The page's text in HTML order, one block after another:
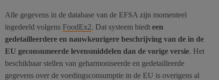
Alle gegevens in de database van de EFSA zijn momenteel
ingedeeld volgens FoodEx2. Dat systeem biedt een
gedetailleerdere en nauwkeurigere beschrijving van de in de
EU geconsumeerde levensmiddelen dan de vorige versie. Het
beschikbaar stellen van geharmoniseerde en gedetailleerde
gegevens over de voedingsconsumptie in de EU is overigens al